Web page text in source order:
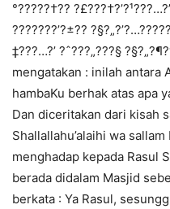
°?????†??
???????’?±??
‡???…?’ ?ˆ???„???§
mengatakan : inilah antara
hambaKu berhak atas apa
Dan diceritakan dari kisah
Shallallahu’alaihi wa
menghadap kepada Rasul
berada didalam Masjid
berkata : Ya Rasul,